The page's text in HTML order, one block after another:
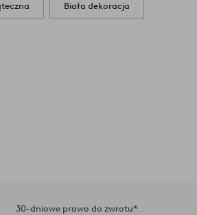
Biała dekoracja
30-dniowe prawo do zwrotu*